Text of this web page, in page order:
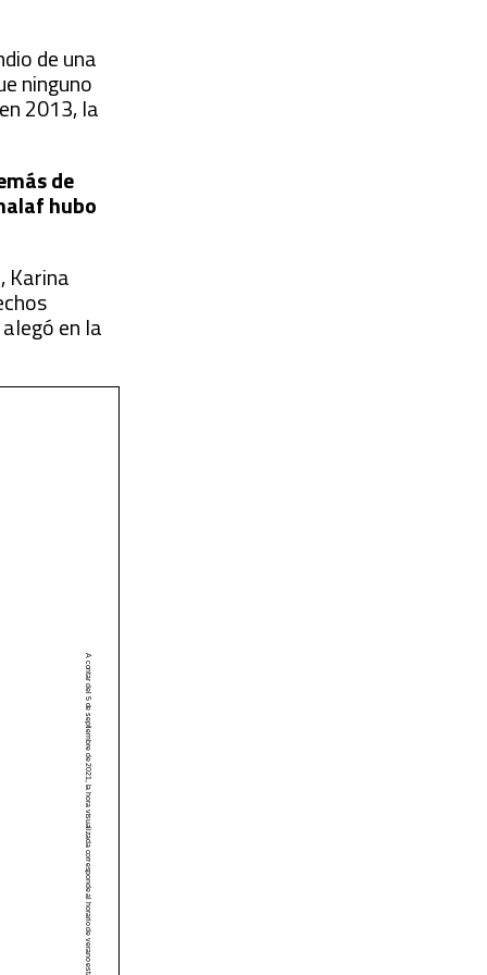
de una
ninguno
2013, la
de
hubo
Karina
en la